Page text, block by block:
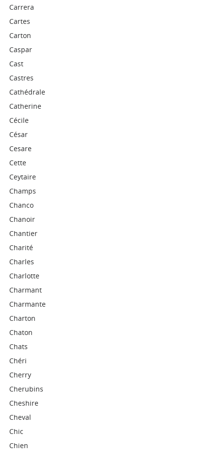
Carrera
Cartes
Carton
Caspar
Cast
Castres
Cathédrale
Catherine
Cécile
César
Cesare
Cette
Ceytaire
Champs
Chanco
Chanoir
Chantier
Charité
Charles
Charlotte
Charmant
Charmante
Charton
Chaton
Chats
Chéri
Cherry
Cherubins
Cheshire
Cheval
Chic
Chien